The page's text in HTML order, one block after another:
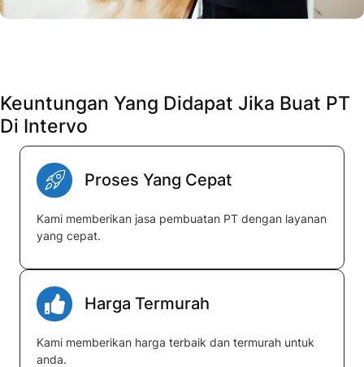
Keuntungan Yang Didapat Jika Buat PT
Di Intervo
Proses Yang Cepat
Kami memberikan jasa pembuatan PT dengan layanan
yang cepat.
Harga Termurah
Kami memberikan harga terbaik dan termurah untuk
anda.